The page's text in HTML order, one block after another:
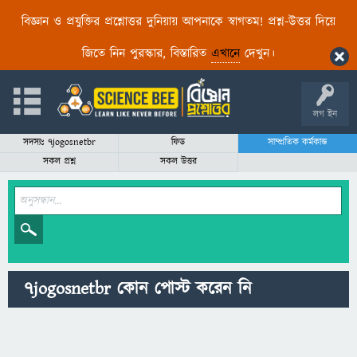
বিজ্ঞান ও প্রযুক্তির প্রশ্নোত্তর দুনিয়ায় আপনাকে স্বাগতম! প্রশ্ন-উত্তর দিয়ে
জিতে নিন পুরস্কার, বিস্তারিত এখানেদেখুন।
লগ ইন
সদস্যঃ 7jogosnetbr ফিড
সাম্প্রতিক কর্মকান্ড
সকল প্রশ্ন
সকল উত্তর
7jogosnetbr কোন পোস্ট করেন নি